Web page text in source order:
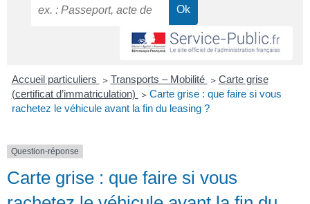
Accueil particuliers > Transports – Mobilité > Carte grise
(certificat d’immatriculation) > Carte grise : que faire si vous
rachetez le véhicule avant la fin du leasing ?
Question-réponse
Carte grise : que faire si vous